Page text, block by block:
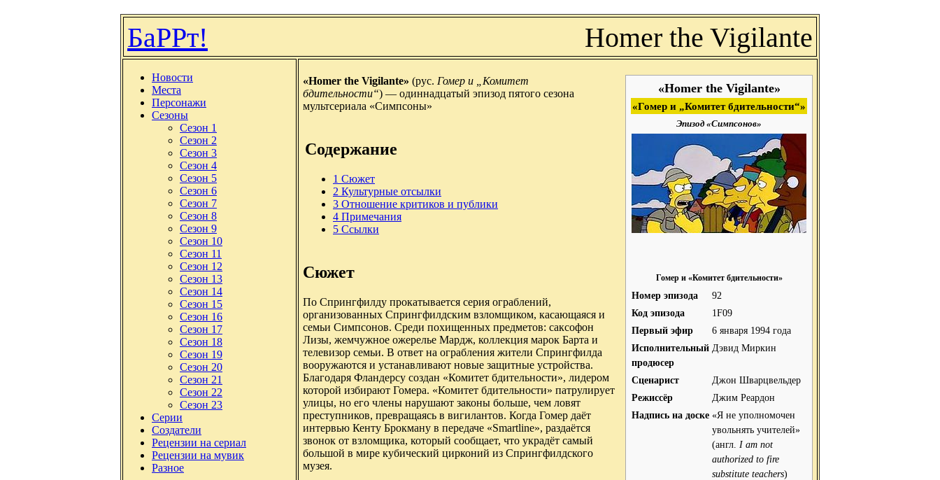
БаРРт! Homer the Vigilante
Новости
Места
Персонажи
Сезоны
Сезон 1
Сезон 2
Сезон 3
Сезон 4
Сезон 5
Сезон 6
Сезон 7
Сезон 8
Сезон 9
Сезон 10
Сезон 11
Сезон 12
Сезон 13
Сезон 14
Сезон 15
Сезон 16
Сезон 17
Сезон 18
Сезон 19
Сезон 20
Сезон 21
Сезон 22
Сезон 23
Серии
Создатели
Рецензии на сериал
Рецензии на мувик
Разное
«Homer the Vigilante»
«Гомер и „Комитет бдительности“»
Эпизод «Симпсонов»
Гомер и «Комитет бдительности»
Номер эпизода
92
Код эпизода
1F09
Первый эфир
6 января 1994 года
Исполнительный
продюсер
Дэвид Миркин
Сценарист
Джон Шварцвельдер
Режиссёр
Джим Реардон
Надпись на доске «Я не уполномочен
увольнять учителей»
(англ. I am not
authorized to fire
substitute teachers)
«Homer the Vigilante» (рус. Гомер и „Комитет
бдительности“) — одиннадцатый эпизод пятого сезона
мультсериала «Симпсоны»
Содержание
1 Сюжет
2 Культурные отсылки
3 Отношение критиков и публики
4 Примечания
5 Ссылки
Сюжет
По Спрингфилду прокатывается серия ограблений,
организованных Спрингфилдским взломщиком, касающаяся и
семьи Симпсонов. Среди похищенных предметов: саксофон
Лизы, жемчужное ожерелье Мардж, коллекция марок Барта и
телевизор семьи. В ответ на ограбления жители Спрингфилда
вооружаются и устанавливают новые защитные устройства.
Благодаря Фландерсу создан «Комитет бдительности», лидером
которой избирают Гомера. «Комитет бдительности» патрулирует
улицы, но его члены нарушают законы больше, чем ловят
преступников, превращаясь в вигилантов. Когда Гомер даёт
интервью Кенту Брокману в передаче «Smartline», раздаётся
звонок от взломщика, который сообщает, что украдёт самый
большой в мире кубический цирконий из Спрингфилдского
музея.